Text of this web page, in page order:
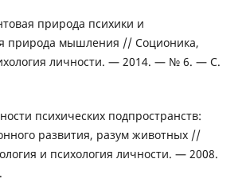
природа психики и
природа мышления // Соционика,
личности. — 2014. — № 6. — С.
психических подпространств:
развития, разум животных //
и психология личности. — 2008.